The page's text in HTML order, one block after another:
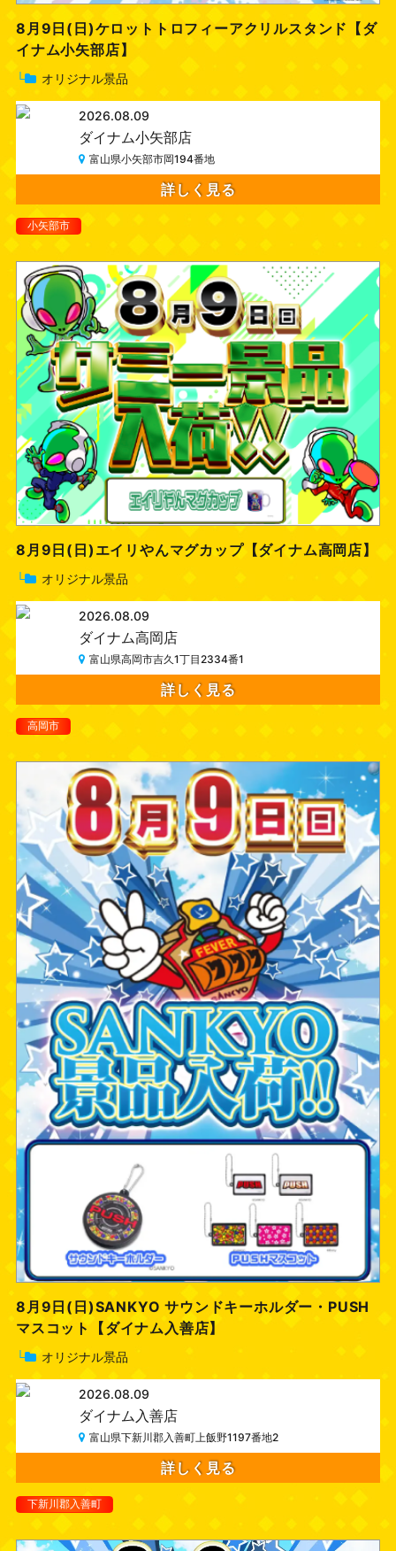
8月9日(日)ケロットトロフィーアクリルスタンド【ダ
イナム小矢部店】
└ オリジナル景品
2026.08.09
ダイナム小矢部店
富山県小矢部市岡194番地
詳しく見る
小矢部市
8月9日(日)エイリやんマグカップ【ダイナム高岡店】
└ オリジナル景品
2026.08.09
ダイナム高岡店
富山県高岡市吉久1丁目2334番1
詳しく見る
高岡市
8月9日(日)SANKYO サウンドキーホルダー・PUSH
マスコット【ダイナム入善店】
└ オリジナル景品
2026.08.09
ダイナム入善店
富山県下新川郡入善町上飯野1197番地2
詳しく見る
下新川郡入善町